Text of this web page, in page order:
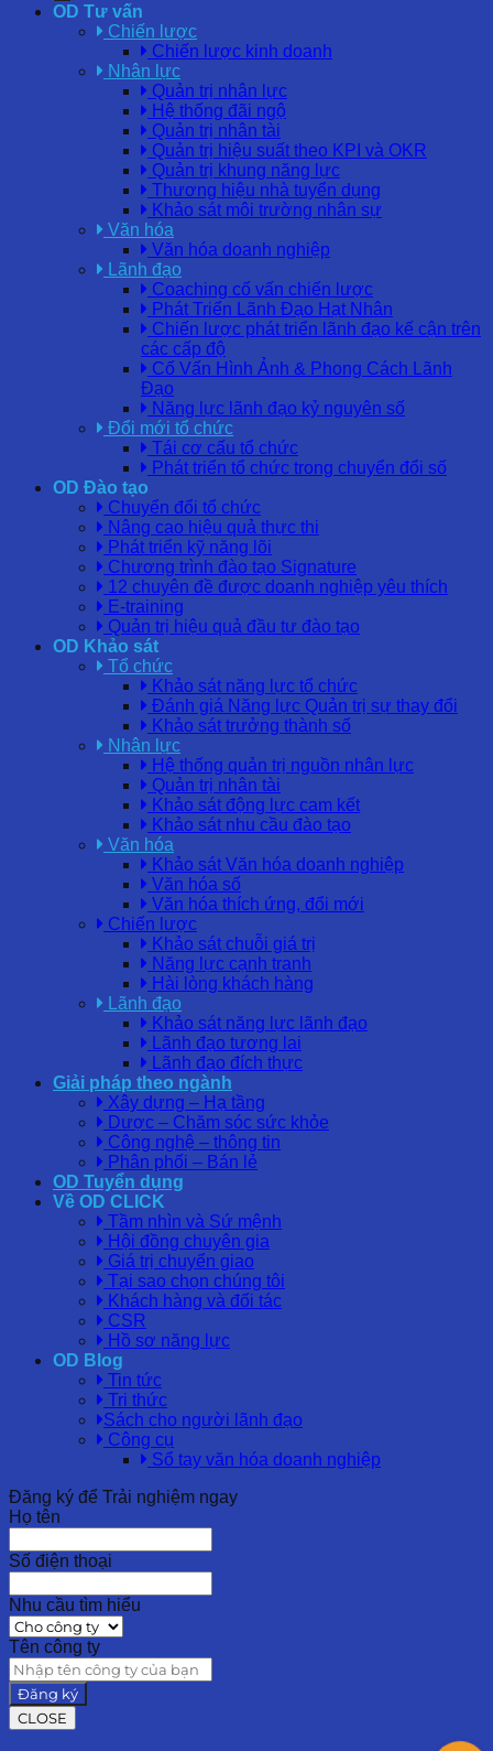
OD Tư vấn
Chiến lược
Chiến lược kinh doanh
Nhân lực
Quản trị nhân lực
Hệ thống đãi ngộ
Quản trị nhân tài
Quản trị hiệu suất theo KPI và OKR
Quản trị khung năng lực
Thương hiệu nhà tuyển dụng
Khảo sát môi trường nhân sự
Văn hóa
Văn hóa doanh nghiệp
Lãnh đạo
Coaching cố vấn chiến lược
Phát Triển Lãnh Đạo Hạt Nhân
Chiến lược phát triển lãnh đạo kế cận trên
các cấp độ
Cố Vấn Hình Ảnh & Phong Cách Lãnh
Đạo
Năng lực lãnh đạo kỷ nguyên số
Đổi mới tổ chức
Tái cơ cấu tổ chức
Phát triển tổ chức trong chuyển đổi số
OD Đào tạo
Chuyển đổi tổ chức
Nâng cao hiệu quả thực thi
Phát triển kỹ năng lõi
Chương trình đào tạo Signature
12 chuyên đề được doanh nghiệp yêu thích
E-training
Quản trị hiệu quả đầu tư đào tạo
OD Khảo sát
Tổ chức
Khảo sát năng lực tổ chức
Đánh giá Năng lực Quản trị sự thay đổi
Khảo sát trưởng thành số
Nhân lực
Hệ thống quản trị nguồn nhân lực
Quản trị nhân tài
Khảo sát động lực cam kết
Khảo sát nhu cầu đào tạo
Văn hóa
Khảo sát Văn hóa doanh nghiệp
Văn hóa số
Văn hóa thích ứng, đổi mới
Chiến lược
Khảo sát chuỗi giá trị
Năng lực cạnh tranh
Hài lòng khách hàng
Lãnh đạo
Khảo sát năng lực lãnh đạo
Lãnh đạo tương lai
Lãnh đạo đích thực
Giải pháp theo ngành
Xây dựng – Hạ tầng
Dược – Chăm sóc sức khỏe
Công nghệ – thông tin
Phân phối – Bán lẻ
OD Tuyển dụng
Về OD CLICK
Tầm nhìn và Sứ mệnh
Hội đồng chuyên gia
Giá trị chuyển giao
Tại sao chọn chúng tôi
Khách hàng và đối tác
CSR
Hồ sơ năng lực
OD Blog
Tin tức
Tri thức
Sách cho người lãnh đạo
Công cụ
Sổ tay văn hóa doanh nghiệp
Đăng ký để Trải nghiệm ngay
Họ tên
Số điện thoại
Nhu cầu tìm hiểu
Tên công ty
Đăng ký
CLOSE